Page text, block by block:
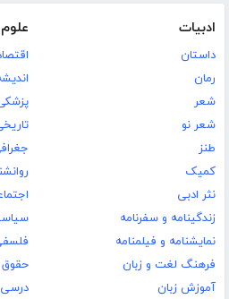
ادبیات
داستان
رمان
شعر
شعر نو
طنز
کمیک
نثر ادبی
زندگینامه و سفرنامه
نمایشنامه و فیلمنامه
فرهنگ لغت و زبان
آموزش زبان
علوم
حقوق
درسی